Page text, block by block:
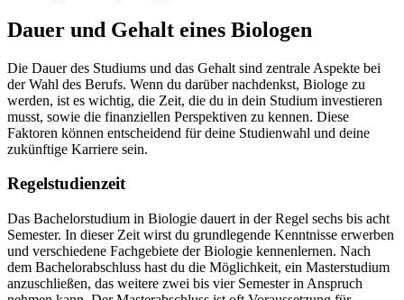
Dauer und Gehalt eines Biologen
Die Dauer des Studiums und das Gehalt sind zentrale Aspekte bei
der Wahl des Berufs. Wenn du darüber nachdenkst, Biologe zu
werden, ist es wichtig, die Zeit, die du in dein Studium investieren
musst, sowie die finanziellen Perspektiven zu kennen. Diese
Faktoren können entscheidend für deine Studienwahl und deine
zukünftige Karriere sein.
Regelstudienzeit
Das Bachelorstudium in Biologie dauert in der Regel sechs bis acht
Semester. In dieser Zeit wirst du grundlegende Kenntnisse erwerben
und verschiedene Fachgebiete der Biologie kennenlernen. Nach
dem Bachelorabschluss hast du die Möglichkeit, ein Masterstudium
anzuschließen, das weitere zwei bis vier Semester in Anspruch